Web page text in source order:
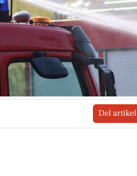
Del artikel